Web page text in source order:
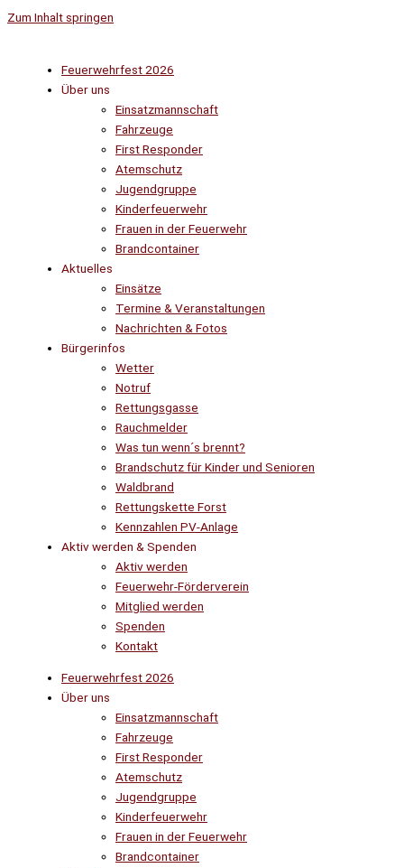
Zum Inhalt springen
Feuerwehrfest 2026
Über uns
Einsatzmannschaft
Fahrzeuge
First Responder
Atemschutz
Jugendgruppe
Kinderfeuerwehr
Frauen in der Feuerwehr
Brandcontainer
Aktuelles
Einsätze
Termine & Veranstaltungen
Nachrichten & Fotos
Bürgerinfos
Wetter
Notruf
Rettungsgasse
Rauchmelder
Was tun wenn´s brennt?
Brandschutz für Kinder und Senioren
Waldbrand
Rettungskette Forst
Kennzahlen PV-Anlage
Aktiv werden & Spenden
Aktiv werden
Feuerwehr-Förderverein
Mitglied werden
Spenden
Kontakt
Feuerwehrfest 2026
Über uns
Einsatzmannschaft
Fahrzeuge
First Responder
Atemschutz
Jugendgruppe
Kinderfeuerwehr
Frauen in der Feuerwehr
Brandcontainer